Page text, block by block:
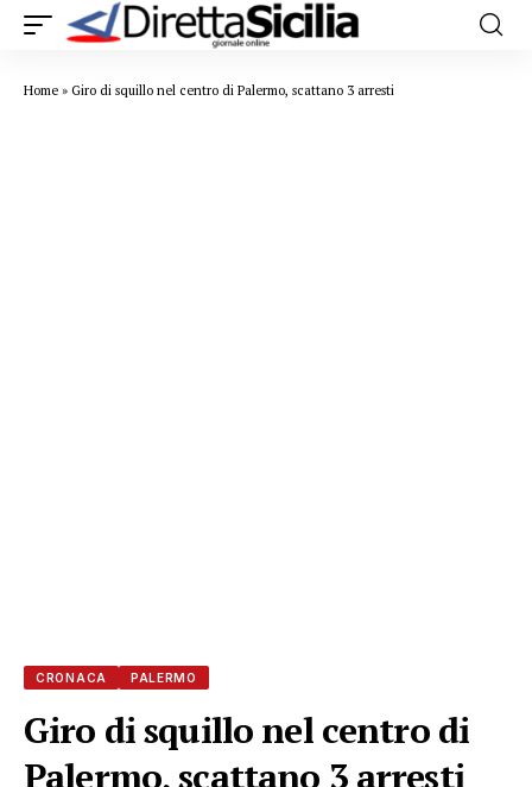
Home » Giro di squillo nel centro di Palermo, scattano 3 arresti
CRONACA PALERMO
Giro di squillo nel centro di
Palermo, scattano 3 arresti